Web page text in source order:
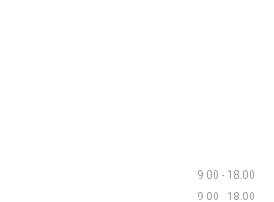
9.00 - 18.00
9.00 - 18.00